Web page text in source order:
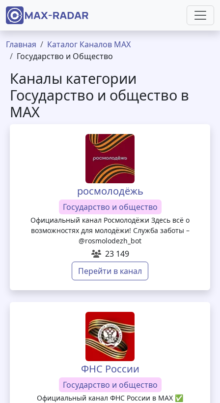
Перейти к основному содержанию
Строка навигации
Главная
Каталог Каналов MAX
Государство и Общество
Каналы категории
Государство и общество в
MAX
росмолодёжь
Государство и общество
Официальный канал Росмолодёжи Здесь всё о
возможностях для молодёжи! Служба заботы –
@rosmolodezh_bot
23 149
Перейти в канал
ФНС России
Государство и общество
Официальный канал ФНС России в МАХ ✅